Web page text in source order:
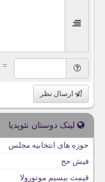
= ۶ بعلاوه ۳
ارسال نظر
لینک دوستان نئوپدیا
حوزه های انتخابیه مجلس
فیش حج
قیمت بیسیم موتورولا